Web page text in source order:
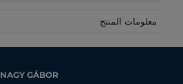
معلومات المنتج
NAGY GÁBOR